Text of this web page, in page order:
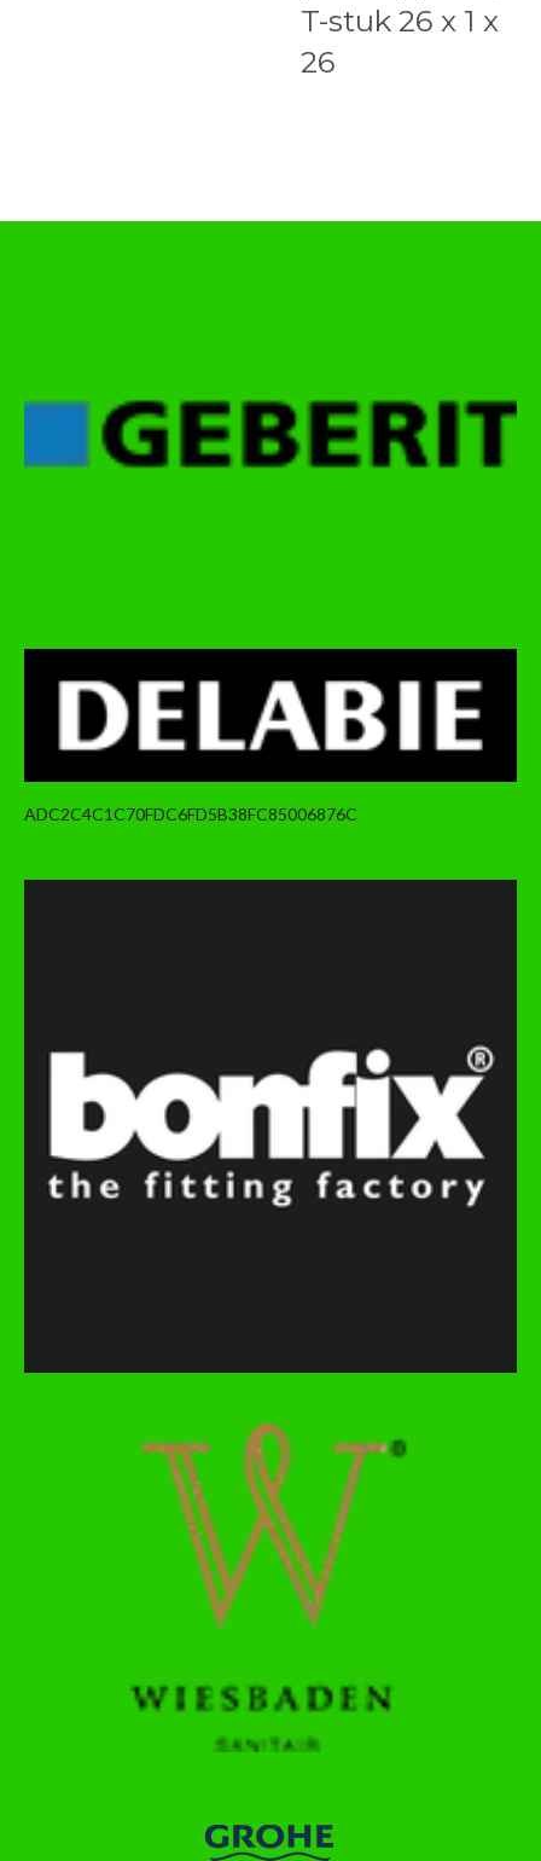
T-stuk 26 x 1 x
26
ADC2C4C1C70FDC6FD5B38FC85006876C